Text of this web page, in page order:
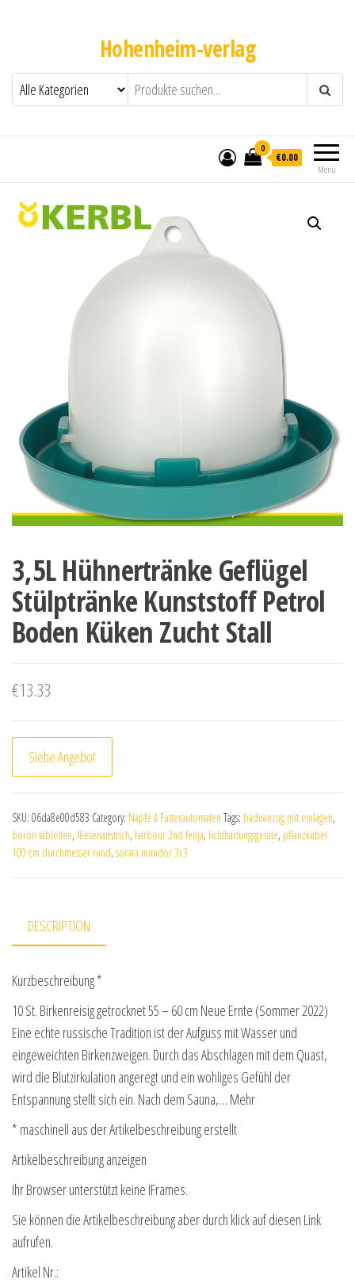
Hohenheim-verlag
Menü
0
€0.00
3,5L Hühnertränke Geflügel
Stülptränke Kunststoff Petrol
Boden Küken Zucht Stall
€13.33
Siehe Angebot
SKU: 06da8e00d583 Category: Näpfe & Futterautomaten Tags: badeanzug mit einlagen,
boron tabletten, fliesenanstrich, harbour 2nd fenja, lichthärtungsgeräte, pflanzkübel
100 cm durchmesser rund, sorara mirador 3x3
DESCRIPTION
Kurzbeschreibung *
10 St. Birkenreisig getrocknet 55 – 60 cm Neue Ernte (Sommer 2022)
Eine echte russische Tradition ist der Aufguss mit Wasser und
eingeweichten Birkenzweigen. Durch das Abschlagen mit dem Quast,
wird die Blutzirkulation angeregt und ein wohliges Gefühl der
Entspannung stellt sich ein. Nach dem Sauna,… Mehr
* maschinell aus der Artikelbeschreibung erstellt
Artikelbeschreibung anzeigen
Ihr Browser unterstützt keine IFrames.
Sie können die Artikelbeschreibung aber durch klick auf diesen Link
aufrufen.
Artikel Nr.: